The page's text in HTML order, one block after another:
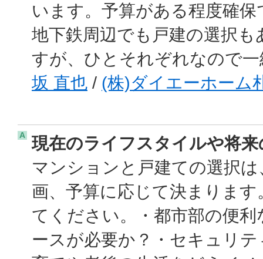
います。予算がある程度確
地下鉄周辺でも戸建の選択
すが、ひとそれぞれなので
坂 直也 / (株)ダイエーホーム
A
現在のライフスタイルや将
マンションと戸建ての選択
画、予算に応じて決まりま
てください。・都市部の便
ースが必要か？・セキュリ